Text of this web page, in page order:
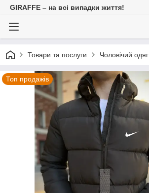
GIRAFFE – на всі випадки життя!
Товари та послуги Чоловічий одяг
Топ продажів